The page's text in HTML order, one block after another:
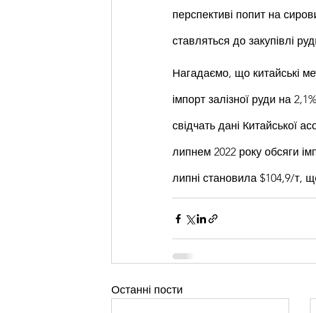
перспективі попит на
ставляться до закупівлі
Нагадаємо, що китайські
імпорт залізної руди на
свідчать дані Китайської
липнем 2022 року обсяги
липні становила $104,9/т,
Останні пости